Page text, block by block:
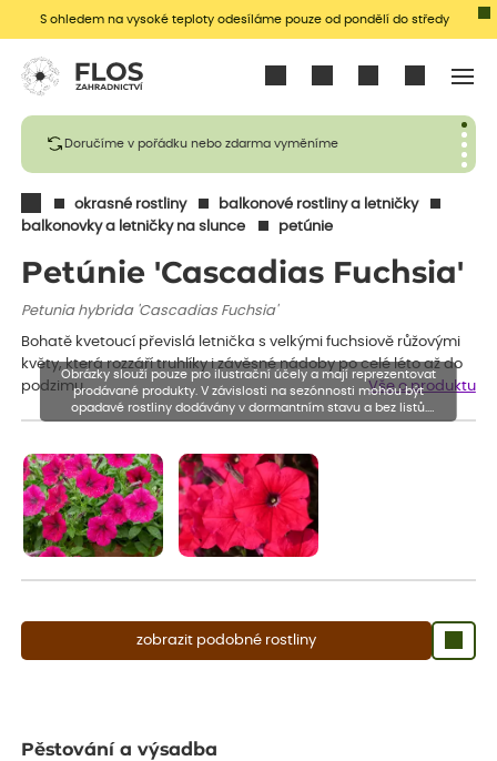
S ohledem na vysoké teploty odesíláme pouze od pondělí do středy
Doručíme v pořádku nebo zdarma vyměníme
okrasné rostliny
balkonové rostliny a letničky
balkonovky a letničky na slunce
petúnie
Petúnie 'Cascadias Fuchsia'
Petunia hybrida 'Cascadias Fuchsia'
Bohatě kvetoucí převislá letnička s velkými fuchsiově růžovými
květy, která rozzáří truhlíky i závěsné nádoby po celé léto až do
podzimu.
Vše o produktu
zobrazit podobné rostliny
Obrázky slouží pouze pro ilustrační účely a mají reprezentovat
prodávané produkty. V závislosti na sezónnosti mohou být
opadavé rostliny dodávány v dormantním stavu a bez listů.
Rostliny mohou být také sestřiženy níže, než je uvedená výška,
Pěstování a výsadba